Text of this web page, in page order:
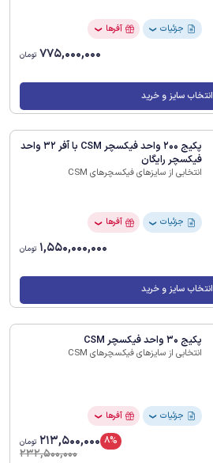
جزئیات ❯ آفرها ❯
775,000,000 تومان
انتخاب سایز و خرید
پکیج 200 واحد فیکسچر CSM با آفر 32 واحد
فیکسچر رایگان
انتخابی از سایزهای فیکسچرهای CSM
جزئیات ❯ آفرها ❯
1,550,000,000 تومان
انتخاب سایز و خرید
پکیج 30 واحد فیکسچر CSM
انتخابی از سایزهای فیکسچرهای CSM
جزئیات ❯ آفرها ❯
8%
213,500,000 تومان
232,500,000